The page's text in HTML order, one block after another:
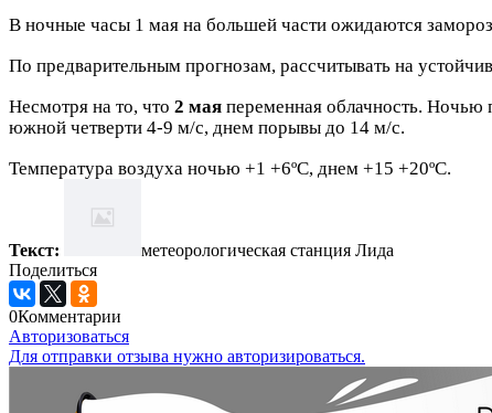
В ночные часы 1 мая на большей части ожидаются
По предварительным прогнозам, рассчитывать на
Несмотря на то, что 2 мая переменная облачность. Ночью
южной четверти 4-9 м/с, днем порывы до 14 м/с.
Температура воздуха ночью +1 +6ºС, днем +15 +20ºС.
Текст:
метеорологическая станция Лида
Поделиться
0Комментарии
Авторизоваться
Для отправки отзыва нужно авторизироваться.